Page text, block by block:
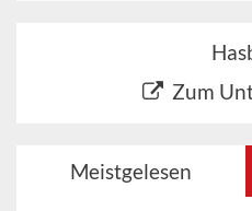
Zum
Meistgelesen